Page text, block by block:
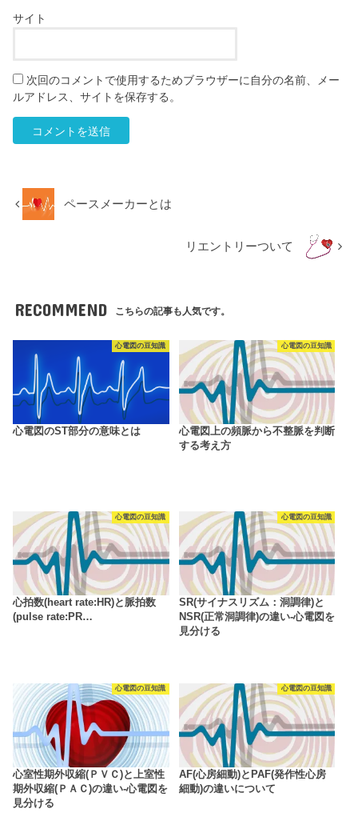
サイト
次回のコメントで使用するためブラウザーに自分の名前、メー
ルアドレス、サイトを保存する。
ペースメーカーとは
リエントリーついて
RECOMMEND こちらの記事も人気です。
心電図の豆知識
心電図のST部分の意味とは
心電図の豆知識
心電図上の頻脈から不整脈を判断
する考え方
心電図の豆知識
心拍数(heart rate:HR)と脈拍数
(pulse rate:PR…
心電図の豆知識
SR(サイナスリズム：洞調律)と
NSR(正常洞調律)の違い-心電図を
見分ける
心電図の豆知識
心室性期外収縮(ＰＶＣ)と上室性
期外収縮(ＰＡＣ)の違い-心電図を
見分ける
心電図の豆知識
AF(心房細動)とPAF(発作性心房
細動)の違いについて